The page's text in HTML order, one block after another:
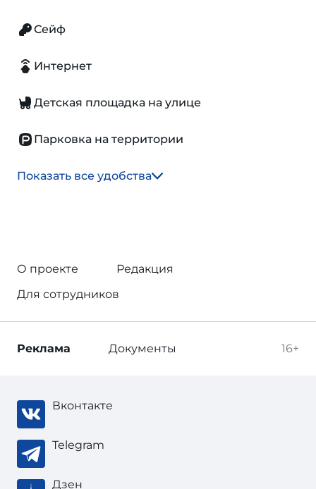
Сейф
Интернет
Детская площадка на улице
Парковка на территории
Показать все удобства
О проекте
Редакция
Для сотрудников
16+
Реклама Документы
Вконтакте
Telegram
Дзен